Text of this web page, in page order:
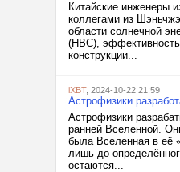
Китайские инженеры
коллегами из
области солнечной
(HBC),
конструкции...
iXBT, 2024-10-22 21:59
Астрофизики
Астрофизики
ранней Вселенной.
была Вселенная в её
лишь до
остаются...